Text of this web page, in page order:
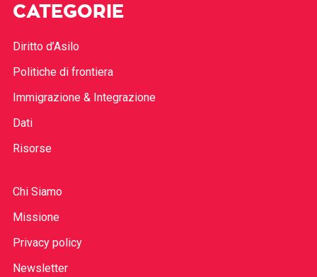
CATEGORIE
Diritto d’Asilo
Politiche di frontiera
Immigrazione & Integrazione
Dati
Risorse
Chi Siamo
Missione
Privacy policy
Newsletter